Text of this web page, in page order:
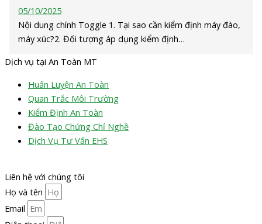
05/10/2025
Nội dung chính Toggle 1. Tại sao cần kiểm định máy đào,
máy xúc?2. Đối tượng áp dụng kiểm định…
Dịch vụ tại An Toàn MT
Huấn Luyện An Toàn
Quan Trắc Môi Trường
Kiểm Định An Toàn
Đào Tạo Chứng Chỉ Nghề
Dịch Vụ Tư Vấn EHS
Liên hệ với chúng tôi
Họ và tên
Email